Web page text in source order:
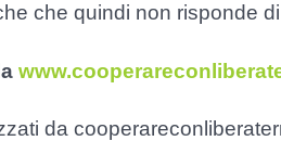
che quindi non risponde
da